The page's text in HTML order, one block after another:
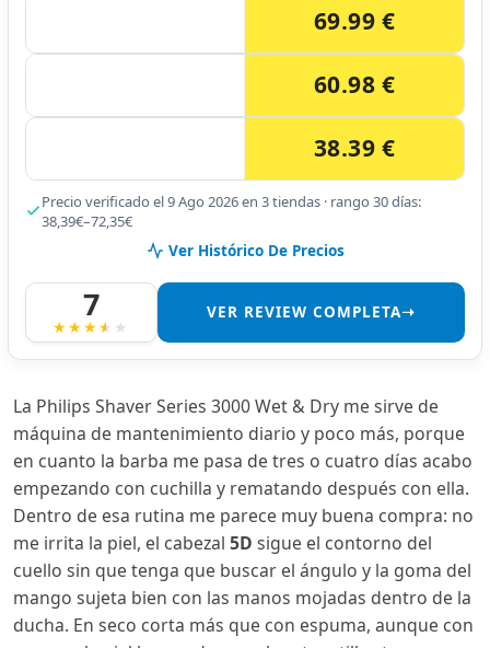
69.99 €
60.98 €
38.39 €
Precio verificado el 9 Ago 2026 en 3 tiendas · rango 30 días:
38,39€–72,35€
Ver Histórico De Precios
7 VER REVIEW COMPLETA➝
La Philips Shaver Series 3000 Wet & Dry me sirve de
máquina de mantenimiento diario y poco más, porque
en cuanto la barba me pasa de tres o cuatro días acabo
empezando con cuchilla y rematando después con ella.
Dentro de esa rutina me parece muy buena compra: no
me irrita la piel, el cabezal 5D sigue el contorno del
cuello sin que tenga que buscar el ángulo y la goma del
mango sujeta bien con las manos mojadas dentro de la
ducha. En seco corta más que con espuma, aunque con